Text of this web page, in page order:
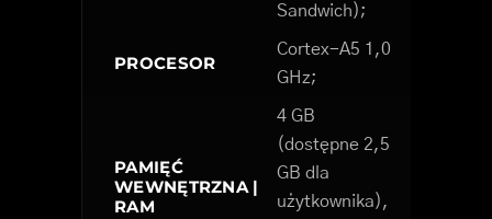
Sandwich);
PROCESOR
Cortex-A5 1,0
GHz;
PAMIĘĆ
WEWNĘTRZNA |
RAM
4 GB
(dostępne 2,5
GB dla
użytkownika),